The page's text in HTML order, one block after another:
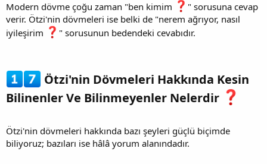
Modern dövme çoğu zaman "ben kimim
" sorusuna cevap
verir. Ötzi'nin dövmeleri ise belki de "nerem ağrıyor, nasıl
iyileşirim
" sorusunun bedendeki cevabıdır.
Ötzi'nin Dövmeleri Hakkında Kesin
Bilinenler Ve Bilinmeyenler Nelerdir
Ötzi'nin dövmeleri hakkında bazı şeyleri güçlü biçimde
biliyoruz; bazıları ise hâlâ yorum alanındadır.